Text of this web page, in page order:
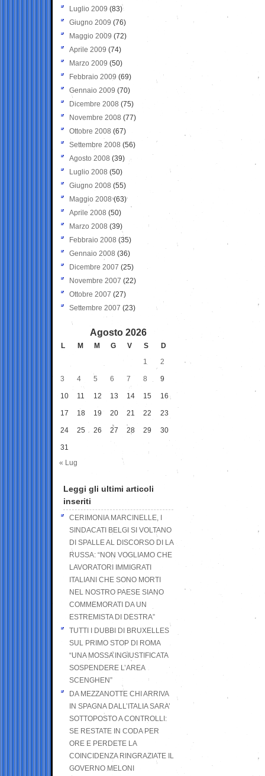
Luglio 2009 (83)
Giugno 2009 (76)
Maggio 2009 (72)
Aprile 2009 (74)
Marzo 2009 (50)
Febbraio 2009 (69)
Gennaio 2009 (70)
Dicembre 2008 (75)
Novembre 2008 (77)
Ottobre 2008 (67)
Settembre 2008 (56)
Agosto 2008 (39)
Luglio 2008 (50)
Giugno 2008 (55)
Maggio 2008(63)
Aprile 2008 (50)
Marzo 2008 (39)
Febbraio 2008 (35)
Gennaio 2008 (36)
Dicembre 2007 (25)
Novembre 2007 (22)
Ottobre 2007 (27)
Settembre 2007 (23)
Agosto 2026
L M M G V S
D
1
2
3 4 5 6 7 8 9
10 11 12 13 14 15 16
17 18 19 20 21 22 23
24 25 26 27 28 29 30
31
« Lug
Leggi gli ultimi articoli
inseriti
CERIMONIA MARCINELLE, I
SINDACATI BELGI SI VOLTANO
DI SPALLE AL DISCORSO DI LA
RUSSA: “NON VOGLIAMO CHE
LAVORATORI IMMIGRATI
ITALIANI CHE SONO MORTI
NEL NOSTRO PAESE SIANO
COMMEMORATI DA UN
ESTREMISTA DI DESTRA”
TUTTI I DUBBI DI BRUXELLES
SUL PRIMO STOP DI ROMA
“UNA MOSSA INGIUSTIFICATA
SOSPENDERE L’AREA
SCENGHEN”
DA MEZZANOTTE CHI ARRIVA
IN SPAGNA DALL’ITALIA SARA’
SOTTOPOSTO A CONTROLLI:
SE RESTATE IN CODA PER
ORE E PERDETE LA
COINCIDENZA RINGRAZIATE IL
GOVERNO MELONI